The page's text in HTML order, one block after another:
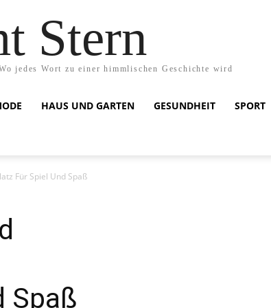
Stern
jedes Wort zu einer himmlischen Geschichte wird
HAUS UND GARTEN GESUNDHEIT SPORT
Für Spiel Und Spaß
Spaß